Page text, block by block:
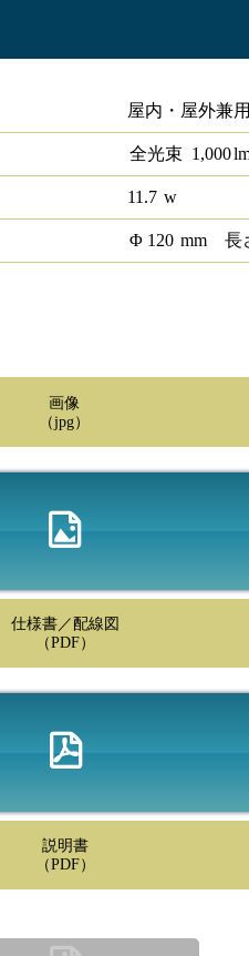
屋内・屋外兼
全光束 1,000
11.7 w
Φ 120 mm 長
画像
（jpg）
仕様書／配線図
（PDF）
説明書
（PDF）